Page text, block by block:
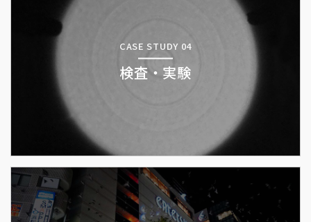
CASE STUDY 04
検査・実験